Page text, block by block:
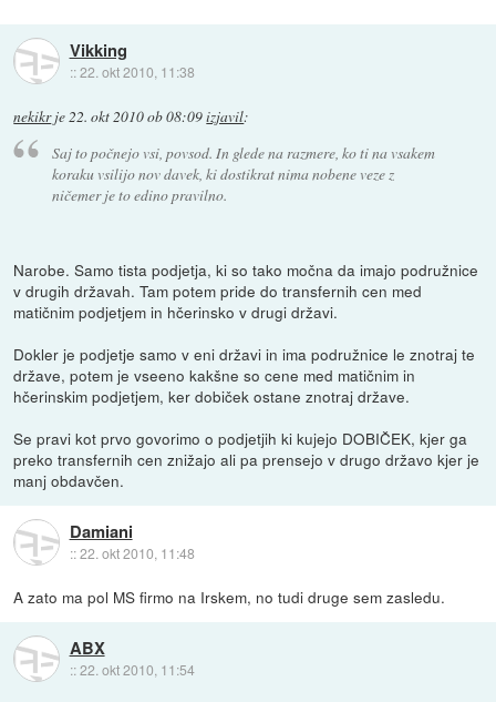
Vikking
::22. okt 2010, 11:38
nekikrje22. okt 2010 ob 08:09izjavil:
Saj to počnejo vsi, povsod. In glede na razmere, ko ti na vsakem
koraku vsilijo nov davek, ki dostikrat nima nobene veze z
ničemer je to edino pravilno.
Narobe. Samo tista podjetja, ki so tako močna da imajo podružnice
v drugih državah. Tam potem pride do transfernih cen med
matičnim podjetjem in hčerinsko v drugi državi.
Dokler je podjetje samo v eni državi in ima podružnice le znotraj te
države, potem je vseeno kakšne so cene med matičnim in
hčerinskim podjetjem, ker dobiček ostane znotraj države.
Se pravi kot prvo govorimo o podjetjih ki kujejo DOBIČEK, kjer ga
preko transfernih cen znižajo ali pa prensejo v drugo državo kjer je
manj obdavčen.
Damiani
::22. okt 2010, 11:48
A zato ma pol MS firmo na Irskem, no tudi druge sem zasledu.
ABX
::22. okt 2010, 11:54